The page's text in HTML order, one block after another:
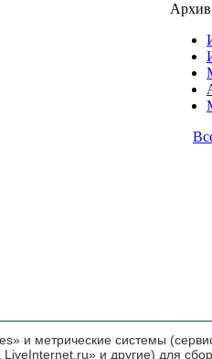
Архив
и метрические системы
LiveInternet.ru» и другие) для